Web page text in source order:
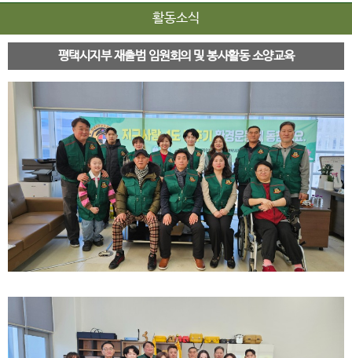
활동소식
평택시지부 재출범 임원회의 및 봉사활동 소양교육